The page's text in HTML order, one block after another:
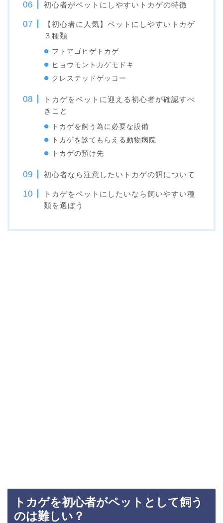
初心者がペットにしやすいトカゲの特徴
【初心者に人気】ペットにしやすいトカゲ
３種類
フトアゴヒゲトカゲ
ヒョウモントカゲモドキ
クレステッドゲッコー
トカゲをペットに迎える初心者が確認すべ
きこと
トカゲを飼う為に必要な設備
トカゲを診てもらえる動物病院
トカゲの預け先
初心者なら注意したいトカゲの餌について
トカゲをペットにしたいなら飼いやすい種
類を選ぼう
トカゲを初心者がペットとして飼う
のは難しい？